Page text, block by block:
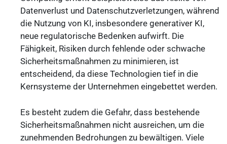
Datenverlust und Datenschutzverletzungen, während
die Nutzung von KI, insbesondere generativer KI,
neue regulatorische Bedenken aufwirft. Die
Fähigkeit, Risiken durch fehlende oder schwache
Sicherheitsmaßnahmen zu minimieren, ist
entscheidend, da diese Technologien tief in die
Kernsysteme der Unternehmen eingebettet werden.
Es besteht zudem die Gefahr, dass bestehende
Sicherheitsmaßnahmen nicht ausreichen, um die
zunehmenden Bedrohungen zu bewältigen. Viele